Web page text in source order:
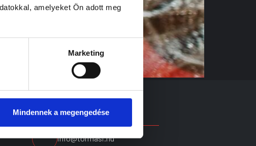
amelyeket Ön adott meg
Marketing
Mindennek a megengedése
E-MAIL CÍM
info@tormasi.hu